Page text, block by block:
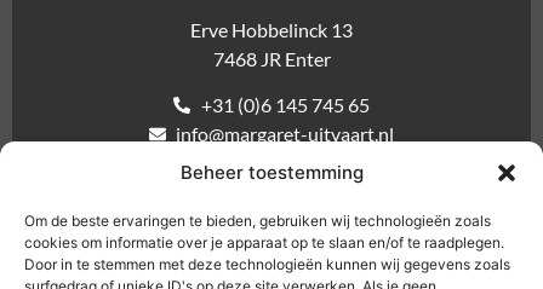
Beheer toestemming
Om de beste ervaringen te bieden, gebruiken wij technologieën zoals
cookies om informatie over je apparaat op te slaan en/of te raadplegen.
Door in te stemmen met deze technologieën kunnen wij gegevens zoals
Erve Hobbelinck 13
7468 JR Enter
+31 (0)6 145 745 65
info@margaret-uitvaart.nl
Inloggen nabestaanden